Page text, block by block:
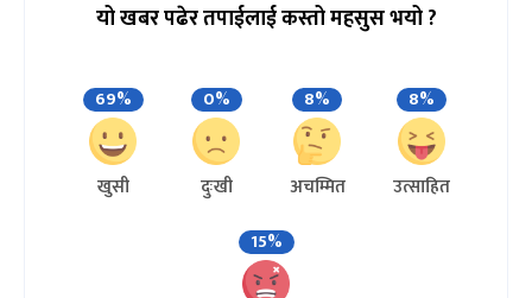
यो खबर पढेर तपाईलाई कस्तो महसुस भयो ?
69%
खुसी
0%
दुःखी
8%
अचम्मित
8%
उत्साहित
15%